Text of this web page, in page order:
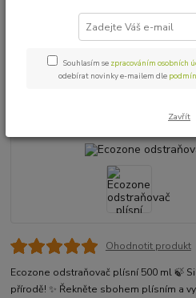
EKOLOGICKÁ DOMÁCNOST
Ecozone odstraňovač plísní
Ecozone
Ohodnotit produkt
Ecozone odstraňovač plísní 500 ml 🍃
přírodě! ✨ Řekněte sbohem plísním a
Souhlasím se zpracováním osobních
odebírat novinky e-mailem dle
Zavřít